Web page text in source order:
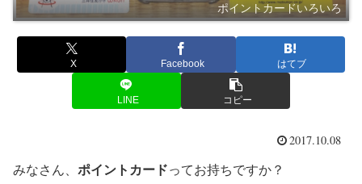
ポイントカードいろいろ
X Facebook はてブ
LINE コピー
2017.10.08
みなさん、 ポイントカードってお持ちですか？